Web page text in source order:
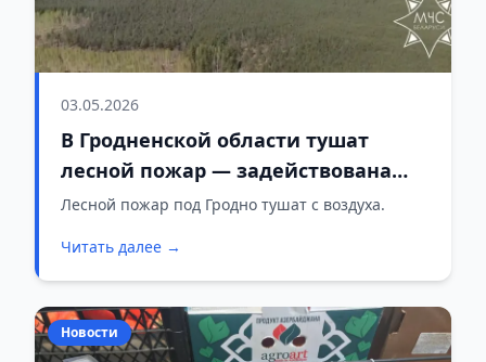
03.05.2026
В Гродненской области тушат
лесной пожар — задействована
авиация МЧС
Лесной пожар под Гродно тушат с воздуха.
Читать далее →
Новости